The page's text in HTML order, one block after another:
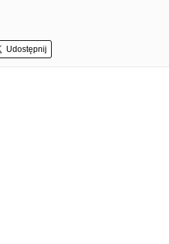
Udostępnij